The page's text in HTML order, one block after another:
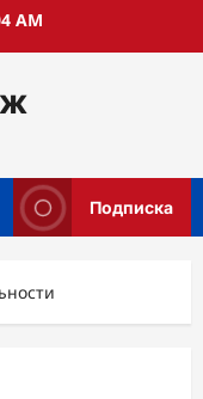
AM
Подписка